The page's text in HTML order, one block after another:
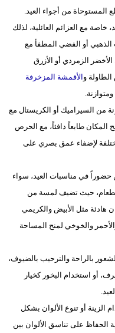
سيارات
المستوحاة من أجواء العيد.
مع العزائم العائلية، لذلك
أو الفضي المطفأ مع
الزمردي أو الأزرق
و الأقمشة المزخرفة
من السيراميك أو الكريستال مع
المكان طابعاً دافئاً، مع الحرص
لإضفاء عمق بصري على
حضوراً في مناسبات العيد، سواء
حيث تضيف لمسة من
هادئة مثل الأبيض والكريمي
والخوخي لمنح المساحة
بالراحة والترحيب بالضيوف،
أو استخدام البخور كخيار
الزينة أو تنوع الألوان بشكل
الحفاظ على تناسق الألوان بين